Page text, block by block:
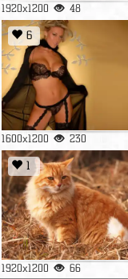
1920x1200 48
6
1600x1200 230
1
1920x1200 66